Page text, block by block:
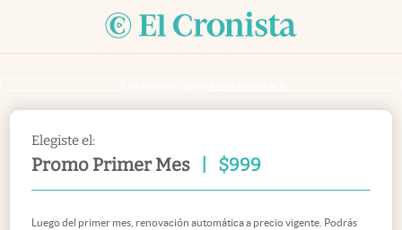
Elegiste el:
Promo Primer Mes $999
Luego del primer mes, renovación automática a precio vigente. Podrás